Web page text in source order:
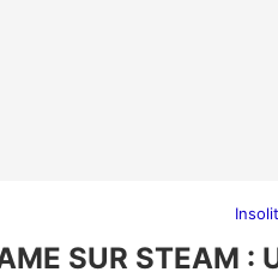
SUR STEAM :